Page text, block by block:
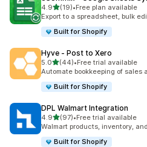
4.9เต็ม 5 ดาว
(19)
ทั้งหมด 19 รีวิว
•Free plan available
Export to a spreadsheet, bulk
Built for Shopify
Hyve ‑ Post to Xero
5.0เต็ม 5 ดาว
(44)
ทั้งหมด 44 รีวิว
•Free trial available
Automate bookkeeping of sales
Built for Shopify
DPL Walmart Integration
4.9เต็ม 5 ดาว
(97)
ทั้งหมด 97 รีวิว
•Free trial available
Walmart products, inventory,
Built for Shopify